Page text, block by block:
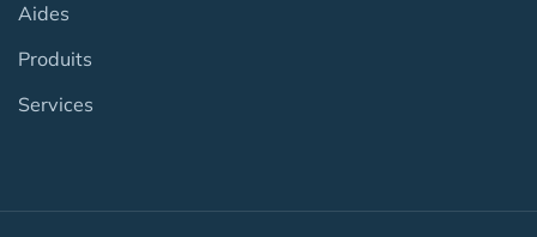
Aides
Produits
Services